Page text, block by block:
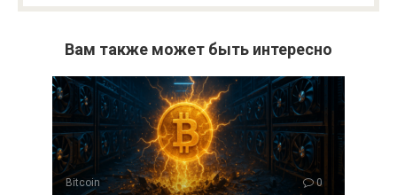
Вам также может быть интересно
Bitcoin 0